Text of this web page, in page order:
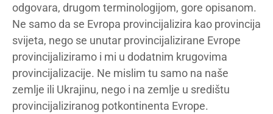
odgovara, drugom terminologijom, gore opisanom.
Ne samo da se Evropa provincijalizira kao provincija
svijeta, nego se unutar provincijalizirane Evrope
provincijaliziramo i mi u dodatnim krugovima
provincijalizacije. Ne mislim tu samo na naše
zemlje ili Ukrajinu, nego i na zemlje u središtu
provincijaliziranog potkontinenta Evrope.